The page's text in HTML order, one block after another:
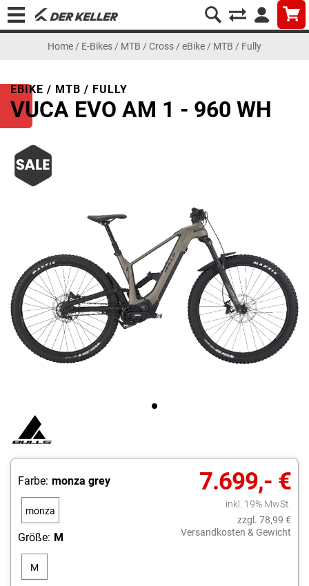
Home / E-Bikes / MTB / Cross / eBike / MTB / Fully
EBIKE / MTB / FULLY
VUCA EVO AM 1 - 960 WH
7.699,- €
inkl. 19% MwSt.
zzgl. 78,99 €
Versandkosten & Gewicht
Farbe: monza grey
monza
Größe: M
M